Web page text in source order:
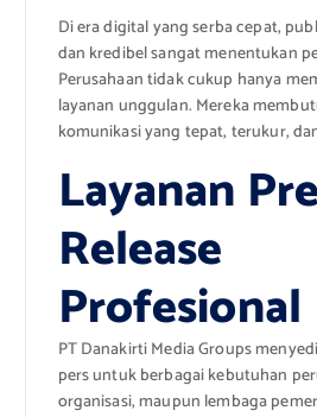
Di era digital yang serba cepat,
dan kredibel sangat menentukan
Perusahaan tidak cukup hanya
layanan unggulan. Mereka
komunikasi yang tepat, terukur,
Layanan
Release
Profesional
PT Danakirti Media Groups
pers untuk berbagai kebutuhan
organisasi, maupun lembaga